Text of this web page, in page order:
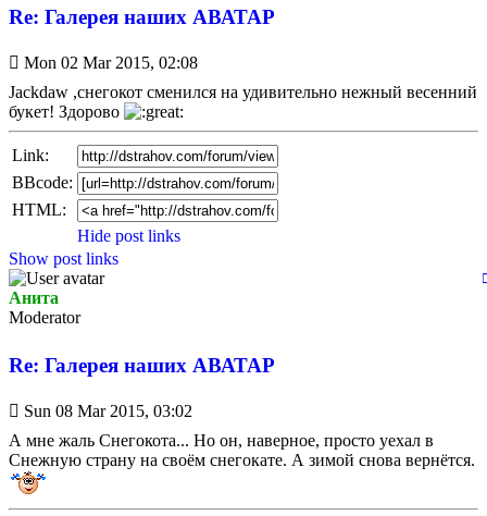
Re: Галерея наших АВАТАР
Unread
Mon 02 Mar 2015, 02:08
Jackdaw ,снегокот сменился на удивительно нежный весенний
букет! Здорово
Link:
BBcode:
HTML:
Hide post links
Show post links
Анита
Мoderator
Re: Галерея наших АВАТАР
Unread
Sun 08 Mar 2015, 03:02
А мне жаль Снегокота... Но он, наверное, просто уехал в
Снежную страну на своём снегокате. А зимой снова вернётся.